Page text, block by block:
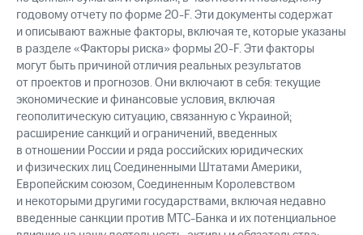
годовому отчету по форме 20-F. Эти документы содержат
и описывают важные факторы, включая те, которые указаны
в разделе «Факторы риска» формы 20-F. Эти факторы
могут быть причиной отличия реальных результатов
от проектов и прогнозов. Они включают в себя: текущие
экономические и финансовые условия, включая
геополитическую ситуацию, связанную с Украиной;
расширение санкций и ограничений, введенных
в отношении России и ряда российских юридических
и физических лиц Соединенными Штатами Америки,
Европейским союзом, Соединенным Королевством
и некоторыми другими государствами, включая недавно
введенные санкции против МТС-Банка и их потенциальное